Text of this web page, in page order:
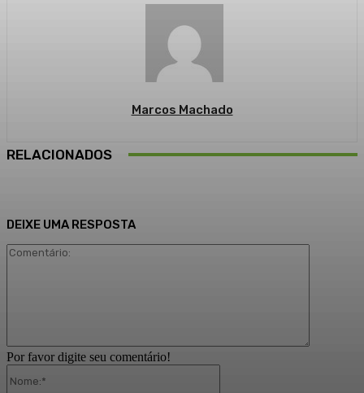
Marcos Machado
RELACIONADOS
DEIXE UMA RESPOSTA
Por favor digite seu comentário!